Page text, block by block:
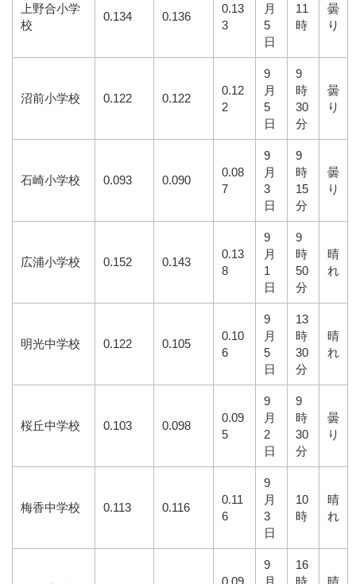
上野合小学
校
0.134 0.136
0.13
3
月
5
日
11
時
曇
り
沼前小学校 0.122 0.122
0.12
2
9
月
5
日
9
時
30
分
曇
り
石崎小学校 0.093 0.090
0.08
7
9
月
3
日
9
時
15
分
曇
り
広浦小学校 0.152 0.143
0.13
8
9
月
1
日
9
時
50
分
晴
れ
明光中学校 0.122 0.105
0.10
6
9
月
5
日
13
時
30
分
晴
れ
桜丘中学校 0.103 0.098
0.09
5
9
月
2
日
9
時
30
分
曇
り
梅香中学校 0.113 0.116
0.11
6
9
月
3
日
10
時
晴
れ
0.09
9
月
16
時
晴